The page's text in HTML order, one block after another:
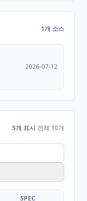
1개 소스
2026-07-12
5개 표시 전체 10개
SPEC